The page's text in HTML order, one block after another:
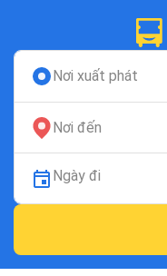
Nơi xuất phát
Nơi đến
Ngày đi